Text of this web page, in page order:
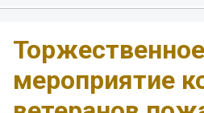
Торжественное
мероприятие